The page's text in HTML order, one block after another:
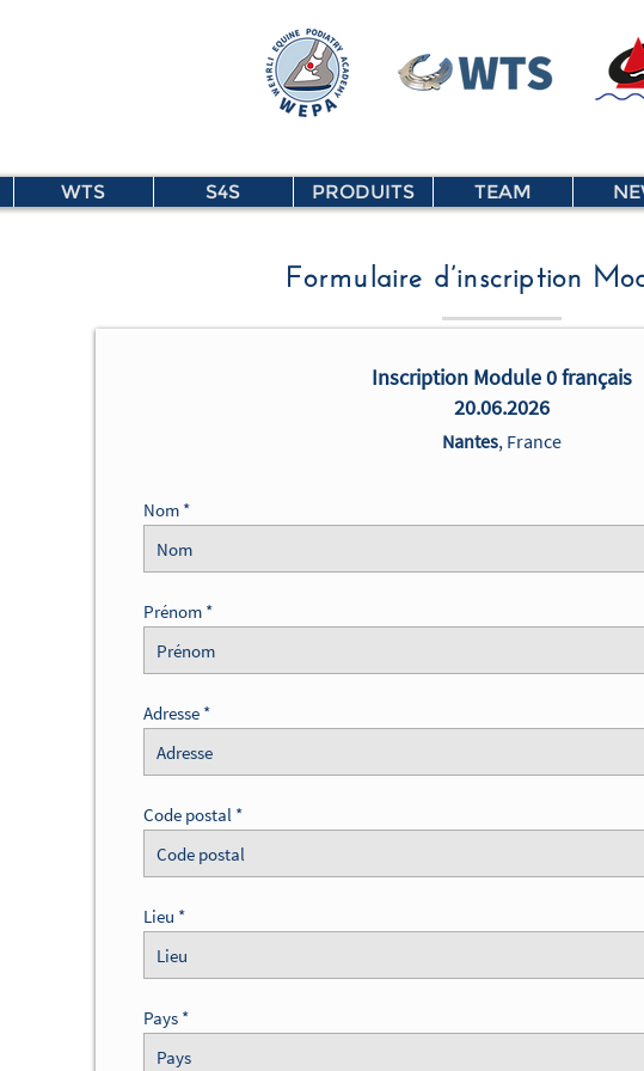
Formulaire d’inscription
Inscription Module 0 français
20.06.2026
Nantes, France
Nom
Prénom
Adresse
Code postal
Lieu
Pays
WTS S4S PRODUITS TEAM